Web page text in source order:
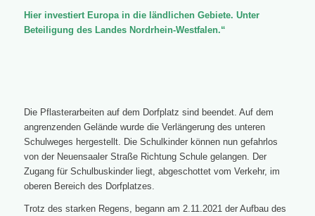
Hier investiert Europa in die ländlichen Gebiete. Unter
Beteiligung des Landes Nordrhein-Westfalen.“
Die Pflasterarbeiten auf dem Dorfplatz sind beendet. Auf dem
angrenzenden Gelände wurde die Verlängerung des unteren
Schulweges hergestellt. Die Schulkinder können nun gefahrlos
von der Neuensaaler Straße Richtung Schule gelangen. Der
Zugang für Schulbuskinder liegt, abgeschottet vom Verkehr, im
oberen Bereich des Dorfplatzes.
Trotz des starken Regens, begann am 2.11.2021 der Aufbau des